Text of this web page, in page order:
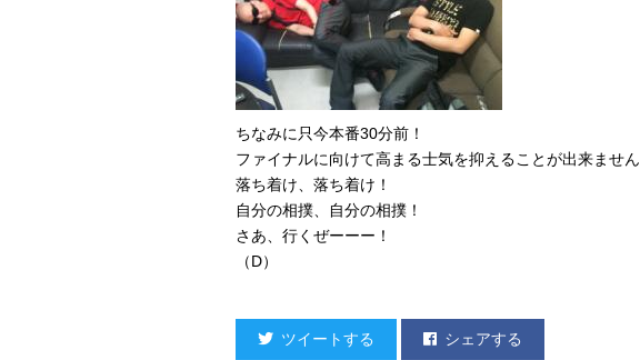
ちなみに只今本番30分前！
ファイナルに向けて高まる士気を抑えることが出来ません
落ち着け、落ち着け！
自分の相撲、自分の相撲！
さあ、行くぜーーー！
（D）
ツイートする シェアする